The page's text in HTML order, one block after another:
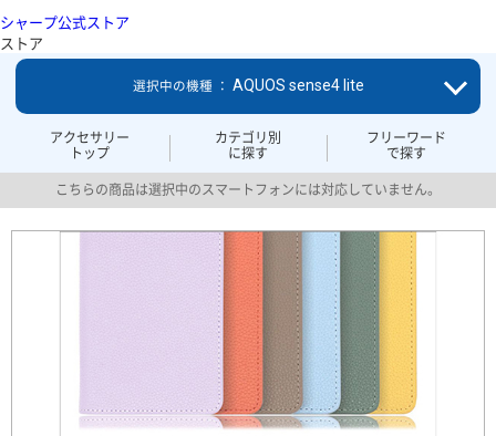
シャープ公式ストア
ストア
アクセサリー
トップ
カテゴリ別
に探す
フリーワード
で探す
選択中の機種 ： AQUOS sense4 lite
こちらの商品は選択中のスマートフォンには対応していません。